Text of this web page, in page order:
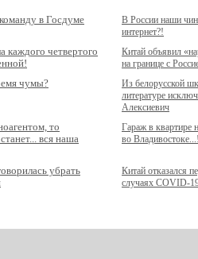
в Госдуме
В России наши
интернет?!
каждого четвертого
Китай объявил
на границе с
чумы?
Из белорусской
литературе
Алексиевич
то
вся наша
Гараж в
во
убрать
Китай отказался
случаях COVID-